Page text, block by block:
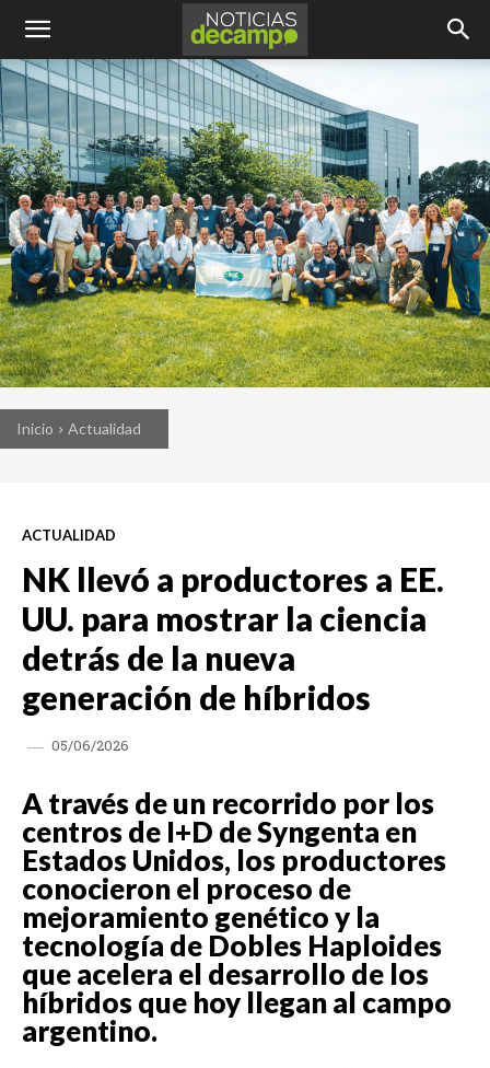
Inicio Actualidad
ACTUALIDAD
NK llevó a productores a EE.
UU. para mostrar la ciencia
detrás de la nueva
generación de híbridos
05/06/2026
A través de un recorrido por los
centros de I+D de Syngenta en
Estados Unidos, los productores
conocieron el proceso de
mejoramiento genético y la
tecnología de Dobles Haploides
que acelera el desarrollo de los
híbridos que hoy llegan al campo
argentino.